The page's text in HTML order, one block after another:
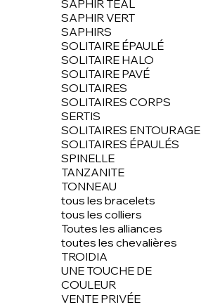
SAPHIR TEAL
SAPHIR VERT
SAPHIRS
SOLITAIRE ÉPAULÉ
SOLITAIRE HALO
SOLITAIRE PAVÉ
SOLITAIRES
SOLITAIRES CORPS
SERTIS
SOLITAIRES ENTOURAGE
SOLITAIRES ÉPAULÉS
SPINELLE
TANZANITE
TONNEAU
tous les bracelets
tous les colliers
Toutes les alliances
toutes les chevalières
TROIDIA
UNE TOUCHE DE
COULEUR
VENTE PRIVÉE